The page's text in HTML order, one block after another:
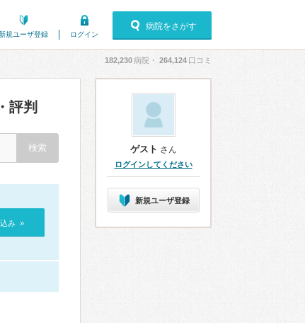
規ユーザ登録 ログイン
病院をさがす
182,230病院・ 264,124 口コミ
評判
み »
ゲスト さん
ログインしてください
新規ユーザ登録